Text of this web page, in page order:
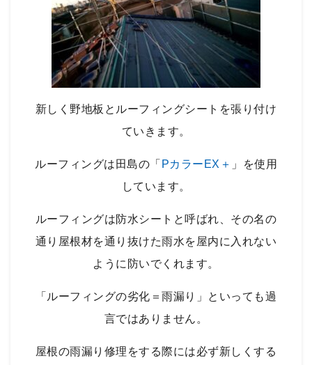
新しく野地板とルーフィングシートを張り付け
ていきます。
ルーフィングは田島の「 PカラーEX＋ 」を使用
しています。
ルーフィングは防水シートと呼ばれ、その名の
通り屋根材を通り抜けた雨水を屋内に入れない
ように防いでくれます。
「ルーフィングの劣化＝雨漏り」といっても過
言ではありません。
屋根の雨漏り修理をする際には必ず新しくする